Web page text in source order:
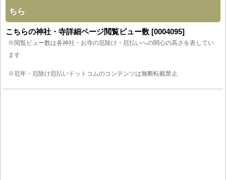
ちら
こちらの神社・寺詳細ページ閲覧ビュー数 [0004095]
※閲覧ビュー数は各神社・お寺の厄除け・厄払いへの関心の高さを表してい
ます
※厄年・厄除け厄払いドットコムのコンテンツは無断転載禁止